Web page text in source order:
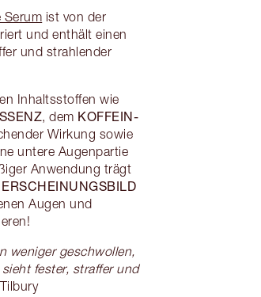
Serum ist von der
und enthält einen
und strahlender
Inhaltsstoffen wie
, dem KOFFEIN-
Wirkung sowie
untere Augenpartie
Anwendung trägt
ERSCHEINUNGSBILD
Augen und
weniger geschwollen,
fester, straffer und